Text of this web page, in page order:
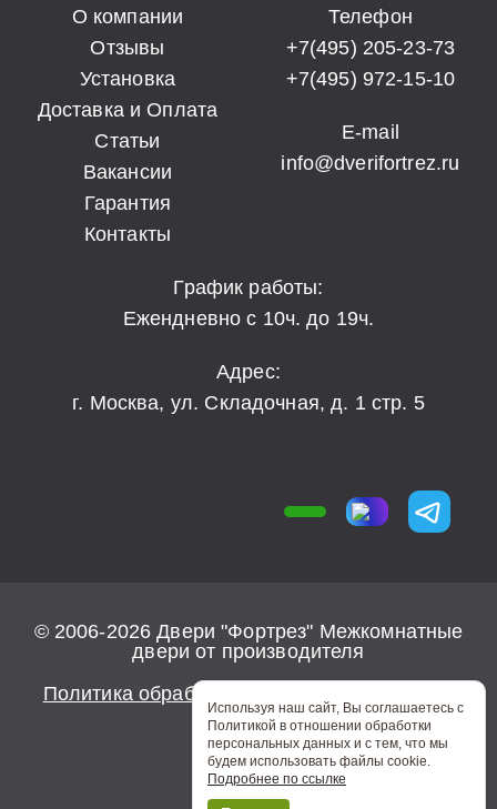
О компании
Отзывы
Установка
Доставка и Оплата
Статьи
Вакансии
Гарантия
Контакты
Телефон
+7(495) 205-23-73
+7(495) 972-15-10
E-mail
info@dverifortrez.ru
График работы:
Ежендневно с 10ч. до 19ч.
Адрес:
г. Москва, ул. Складочная, д. 1 стр. 5
© 2006-2026 Двери "Фортрез" Межкомнатные
двери от производителя
Политика обработки персональных данных
Используя наш сайт, Вы соглашаетесь с
Политикой в отношении обработки
персональных данных и с тем, что мы
будем использовать файлы cookie.
Подробнее по ссылке